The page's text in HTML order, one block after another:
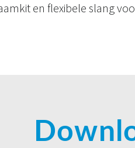
en flexibele slang